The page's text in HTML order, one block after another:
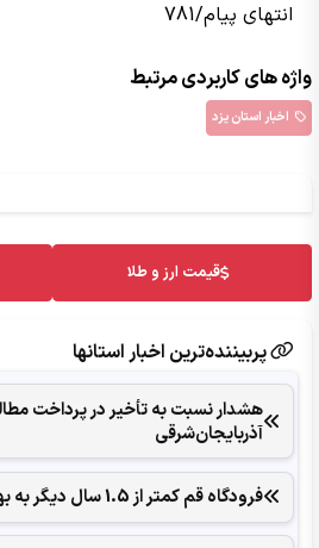
انتهای پیام/781
واژه های کاربردی مرتبط
اخبار استان یزد
قیمت ارز و طلا
پربیننده‌ترین اخبار استانها
هشدار نسبت به تأخیر در پرداخت
آذربایجان‌شرقی
فرودگاه قم کمتر از 1.5 سال دیگر به بهره‌برداری می‌رسد